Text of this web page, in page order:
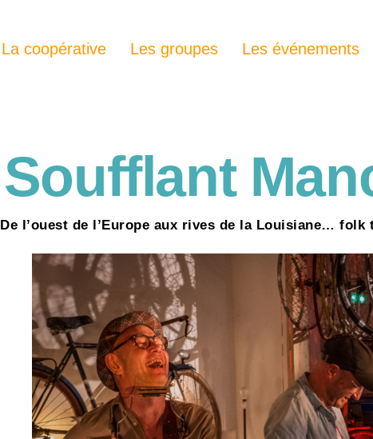
La coopérative Les groupes Les événements
Soufflant
De l’ouest de l’Europe aux rives de la Louisiane… folk